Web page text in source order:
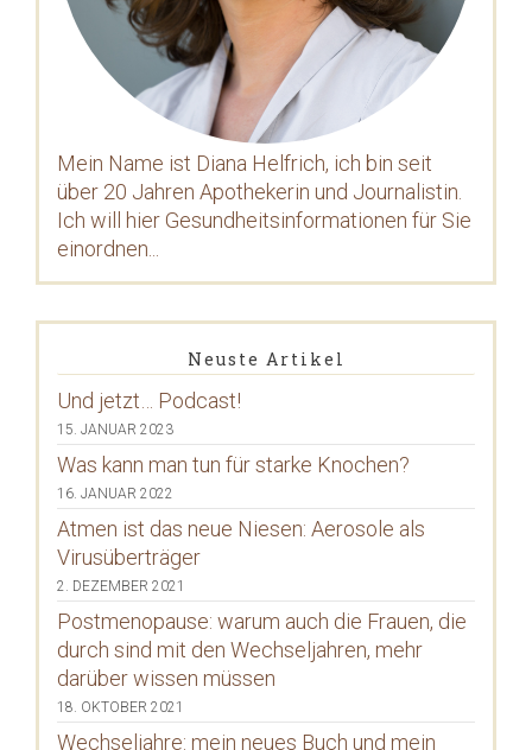
Mein Name ist Diana Helfrich, ich bin seit
über 20 Jahren Apothekerin und Journalistin.
Ich will hier Gesundheitsinformationen für Sie
einordnen...
Neuste Artikel
Und jetzt… Podcast!
15. JANUAR 2023
Was kann man tun für starke Knochen?
16. JANUAR 2022
Atmen ist das neue Niesen: Aerosole als
Virusüberträger
2. DEZEMBER 2021
Postmenopause: warum auch die Frauen, die
durch sind mit den Wechseljahren, mehr
darüber wissen müssen
18. OKTOBER 2021
Wechseljahre: mein neues Buch und mein